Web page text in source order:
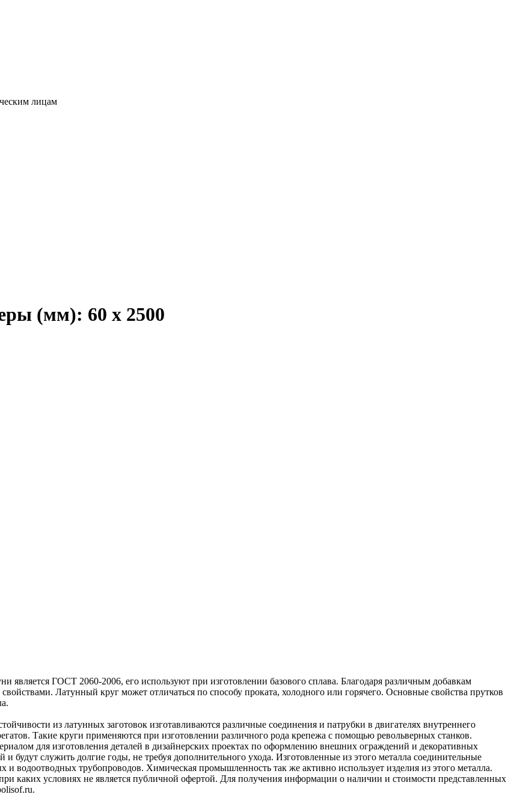
лицам
(мм): 60 x 2500
ГОСТ 2060-2006, его используют при изготовлении базового сплава. Благодаря различным добавкам
Латунный круг может отличаться по способу проката, холодного или горячего. Основные свойства прутков
из латунных заготовок изготавливаются различные соединения и патрубки в двигателях внутреннего
Такие круги применяются при изготовлении различного рода крепежа с помощью револьверных станков.
для изготовления деталей в дизайнерских проектах по оформлению внешних ограждений и декоративных
служить долгие годы, не требуя дополнительного ухода. Изготовленные из этого металла соединительные
и водоотводных трубопроводов. Химическая промышленность так же активно использует изделия из этого металла.
каких условиях не является публичной офертой. Для получения информации о наличии и стоимости представленных